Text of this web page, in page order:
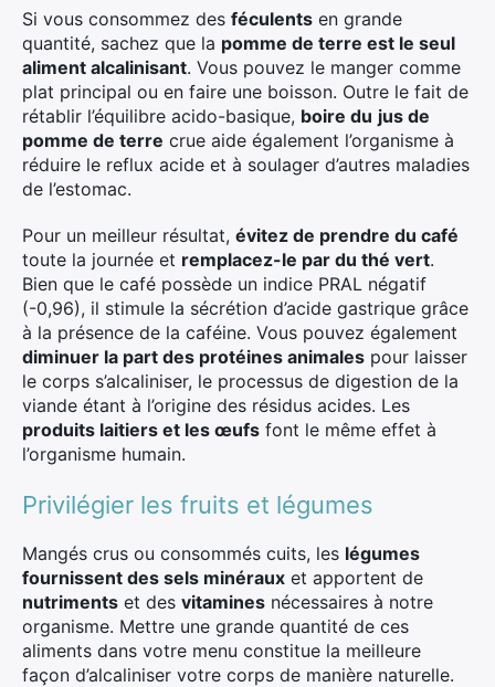
Si vous consommez des féculents en grande
quantité, sachez que la pomme de terre est le seul
aliment alcalinisant. Vous pouvez le manger comme
plat principal ou en faire une boisson. Outre le fait de
rétablir l’équilibre acido-basique, boire du jus de
pomme de terre crue aide également l’organisme à
réduire le reflux acide et à soulager d’autres maladies
de l’estomac.
Pour un meilleur résultat, évitez de prendre du café
toute la journée et remplacez-le par du thé vert.
Bien que le café possède un indice PRAL négatif
(-0,96), il stimule la sécrétion d’acide gastrique grâce
à la présence de la caféine. Vous pouvez également
diminuer la part des protéines animales pour laisser
le corps s’alcaliniser, le processus de digestion de la
viande étant à l’origine des résidus acides. Les
produits laitiers et les œufs font le même effet à
l’organisme humain.
Privilégier les fruits et légumes
Mangés crus ou consommés cuits, les légumes
fournissent des sels minéraux et apportent de
nutriments et des vitamines nécessaires à notre
organisme. Mettre une grande quantité de ces
aliments dans votre menu constitue la meilleure
façon d’alcaliniser votre corps de manière naturelle.
Rechercher
: